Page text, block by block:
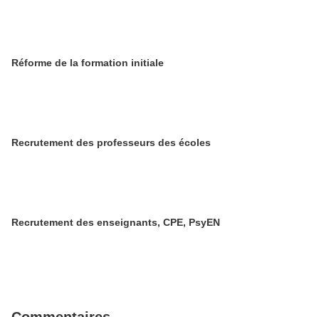
Réforme de la formation initiale
Recrutement des professeurs des écoles
Recrutement des enseignants, CPE, PsyEN